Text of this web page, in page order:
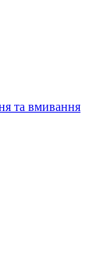
та вмивання